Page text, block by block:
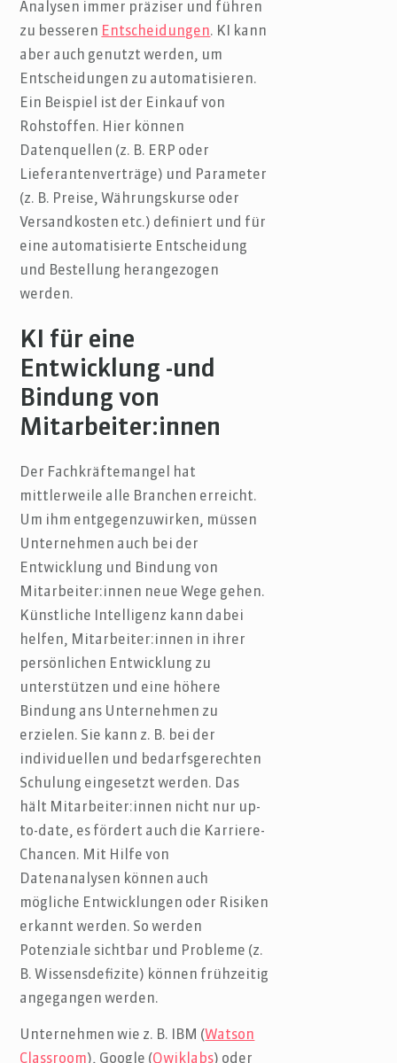
Analysen immer präziser und führen
zu besseren Entscheidungen. KI kann
aber auch genutzt werden, um
Entscheidungen zu automatisieren.
Ein Beispiel ist der Einkauf von
Rohstoffen. Hier können
Datenquellen (z. B. ERP oder
Lieferantenverträge) und Parameter
(z. B. Preise, Währungskurse oder
Versandkosten etc.) definiert und für
eine automatisierte Entscheidung
und Bestellung herangezogen
werden.
KI für eine
Entwicklung -und
Bindung von
Mitarbeiter:innen
Der Fachkräftemangel hat
mittlerweile alle Branchen erreicht.
Um ihm entgegenzuwirken, müssen
Unternehmen auch bei der
Entwicklung und Bindung von
Mitarbeiter:innen neue Wege gehen.
Künstliche Intelligenz kann dabei
helfen, Mitarbeiter:innen in ihrer
persönlichen Entwicklung zu
unterstützen und eine höhere
Bindung ans Unternehmen zu
erzielen. Sie kann z. B. bei der
individuellen und bedarfsgerechten
Schulung eingesetzt werden. Das
hält Mitarbeiter:innen nicht nur up-
to-date, es fördert auch die Karriere-
Chancen. Mit Hilfe von
Datenanalysen können auch
mögliche Entwicklungen oder Risiken
erkannt werden. So werden
Potenziale sichtbar und Probleme (z.
B. Wissensdefizite) können frühzeitig
angegangen werden.
Unternehmen wie z. B. IBM (Watson
Classroom), Google (Qwiklabs) oder